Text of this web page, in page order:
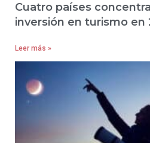
Cuatro países
inversión en turismo en
Leer más »